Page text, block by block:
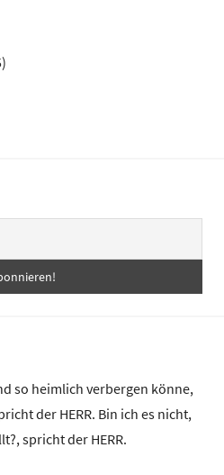
so heimlich verbergen könne,
der HERR. Bin ich es nicht,
spricht der HERR.